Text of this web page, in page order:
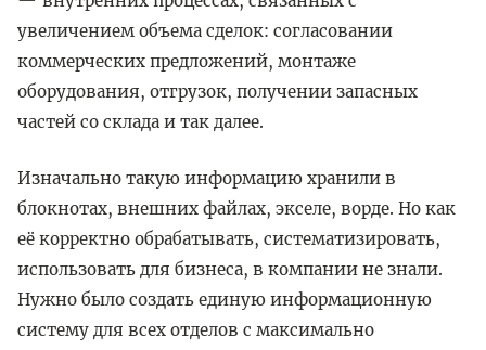
увеличением объема сделок: согласовании
коммерческих предложений, монтаже
оборудования, отгрузок, получении запасных
частей со склада и так далее.
Изначально такую информацию хранили в
блокнотах, внешних файлах, экселе, ворде. Но как
её корректно обрабатывать, систематизировать,
использовать для бизнеса, в компании не знали.
Нужно было создать единую информационную
систему для всех отделов с максимально